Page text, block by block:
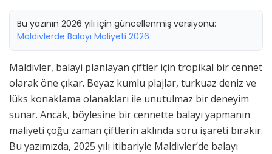
Bu yazının 2026 yılı için güncellenmiş versiyonu:
Maldivlerde Balayı Maliyeti 2026
Maldivler, balayi planlayan çiftler için tropikal bir cennet
olarak öne çıkar. Beyaz kumlu plajlar, turkuaz deniz ve
lüks konaklama olanakları ile unutulmaz bir deneyim
sunar. Ancak, böylesine bir cennette balayı yapmanın
maliyeti çoğu zaman çiftlerin aklında soru işareti bırakır.
Bu yazımızda, 2025 yılı itibariyle Maldivler’de balayı